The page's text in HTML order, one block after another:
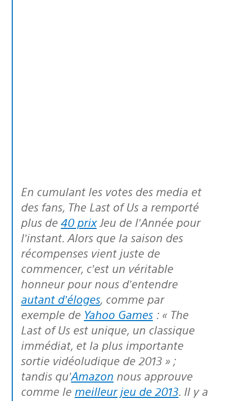
En cumulant les votes des media et
des fans, The Last of Us a remporté
plus de 40 prixJeu de l’Année pour
l’instant. Alors que la saison des
récompenses vient juste de
commencer, c’est un véritable
honneur pour nous d’entendre
autant d’éloges, comme par
exemple de Yahoo Games : « The
Last of Us est unique, un classique
immédiat, et la plus importante
sortie vidéoludique de 2013 » ;
tandis qu’Amazon nous approuve
comme le meilleur jeu de 2013. Il y a